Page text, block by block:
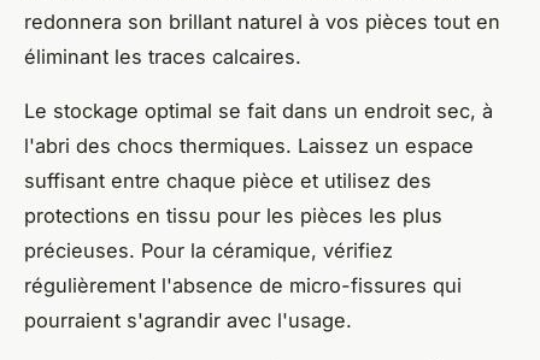
redonnera son brillant naturel à vos pièces tout en
éliminant les traces calcaires.
Le stockage optimal se fait dans un endroit sec, à
l'abri des chocs thermiques. Laissez un espace
suffisant entre chaque pièce et utilisez des
protections en tissu pour les pièces les plus
précieuses. Pour la céramique, vérifiez
régulièrement l'absence de micro-fissures qui
pourraient s'agrandir avec l'usage.